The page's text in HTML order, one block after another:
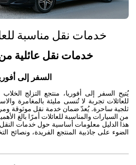
خدمات نقل مناسبة
خدمات نقل عائلية
السفر إلى
يُتيح السفر إلى أفوريا، منتجع التزلج
للعائلات تجربة لا تُنسى مليئة بالمغامرة
ثلجية ساحرة. يُعدّ ضمان خدمة نقل موثوقة
من السيارات والمناسبة للعائلات أمرًا بالغ
هذا الدليل معلومات أساسية حول خدمات النقل
الضوء على جاذبية المنتجع الفريدة، ونصائح